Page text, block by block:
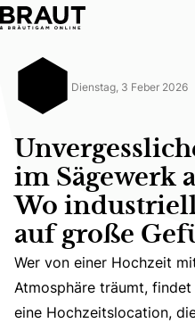
Unvergessliche Hochzeiten
Dienstag, 3 Feber 2026
im Sägewerk
Wo
auf große
Wer von einer Hochzeit
Wer von einer Hochzeit
Atmosphäre träumt,
eine Hochzeitslocation,